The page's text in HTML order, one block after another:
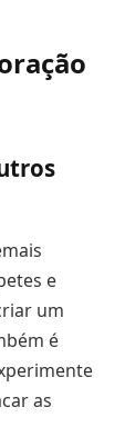
e
um
é
as